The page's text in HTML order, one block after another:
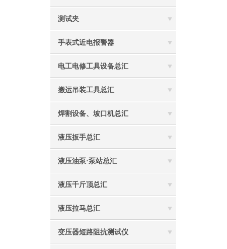
测试夹
手表式近电报警器
电工电修工具设备总汇
搬运吊装工具总汇
焊割设备、坡口机总汇
液压扳手总汇
液压油泵·泵站总汇
液压千斤顶总汇
液压拉马总汇
变压器短路阻抗测试仪